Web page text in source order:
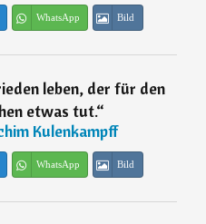
WhatsApp Bild
leben, der für den
etwas tut.“
Kulenkampff
WhatsApp Bild